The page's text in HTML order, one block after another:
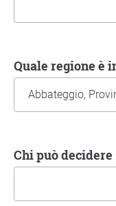
Quale regione è
Chi può